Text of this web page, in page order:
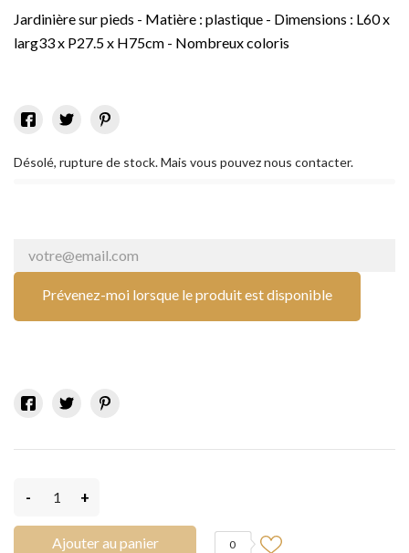
Jardinière sur pieds - Matière : plastique - Dimensions : L60 x
larg33 x P27.5 x H75cm - Nombreux coloris
Désolé, rupture de stock. Mais vous pouvez nous contacter.
Prévenez-moi lorsque le produit est disponible
- +
Ajouter au panier 0